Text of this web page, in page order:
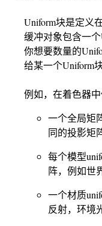
Uniform块是定义
缓冲对象包含一
你想要数量的
给某一个Uniform块
例如，在着色器中
一个全局矩
同的投影矩
每个模型
阵，例如世
一个材质
反射，环境